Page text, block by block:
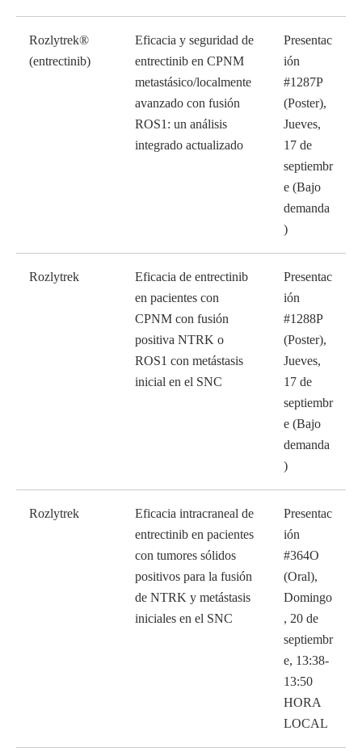
Rozlytrek®
(entrectinib)
Eficacia y seguridad de
entrectinib en CPNM
metastásico/localmente
avanzado con fusión
ROS1: un análisis
integrado actualizado
Presentac
ión
#1287P
(Poster),
Jueves,
17 de
septiembr
e (Bajo
demanda
)
Rozlytrek
Eficacia de entrectinib
en pacientes con
CPNM con fusión
positiva NTRK o
ROS1 con metástasis
inicial en el SNC
Presentac
ión
#1288P
(Poster),
Jueves,
17 de
septiembr
e (Bajo
demanda
)
Rozlytrek
Eficacia intracraneal de
entrectinib en pacientes
con tumores sólidos
positivos para la fusión
de NTRK y metástasis
iniciales en el SNC
Presentac
ión
#364O
(Oral),
Domingo
, 20 de
septiembr
e, 13:38-
13:50
HORA
LOCAL